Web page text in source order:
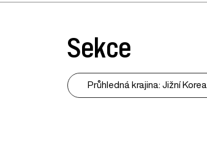
Sekce
Průhledná krajina: Jižní Korea